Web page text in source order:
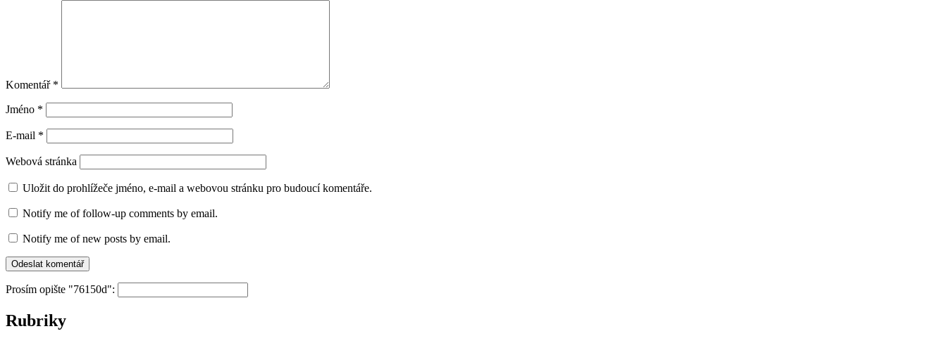
Komentář *
Jméno *
E-mail *
Webová stránka
Uložit do prohlížeče jméno, e-mail a webovou stránku pro budoucí komentáře.
Notify me of follow-up comments by email.
Notify me of new posts by email.
Prosím opište "76150d":
Rubriky